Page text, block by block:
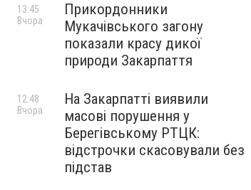
Прикордонники
Мукачівського загону
показали красу дикої
природи Закарпаття
13:45
Вчора
На Закарпатті виявили
масові порушення у
Берегівському РТЦК:
відстрочки скасовували без
підстав
12:48
Вчора